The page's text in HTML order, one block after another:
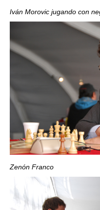
Iván Morovic jugando con
Zenón Franco